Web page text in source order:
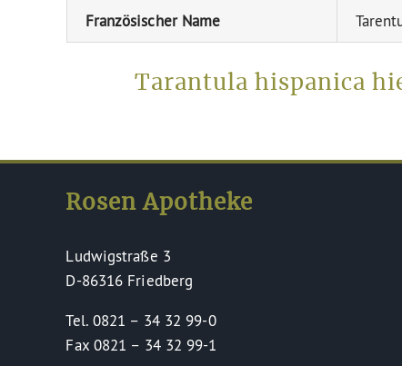
Französischer Name
Tarantula hispanica
Rosen Apotheke
Ludwigstraße 3
D-86316 Friedberg
Tel. 0821 – 34 32 99-0
Fax 0821 – 34 32 99-1